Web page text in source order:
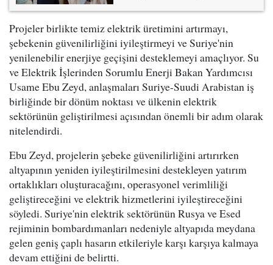
Projeler birlikte temiz elektrik üretimini artırmayı,
şebekenin güvenilirliğini iyileştirmeyi ve Suriye'nin
yenilenebilir enerjiye geçişini desteklemeyi amaçlıyor. Su
ve Elektrik İşlerinden Sorumlu Enerji Bakan Yardımcısı
Usame Ebu Zeyd, anlaşmaları Suriye-Suudi Arabistan iş
birliğinde bir dönüm noktası ve ülkenin elektrik
sektörünün geliştirilmesi açısından önemli bir adım olarak
nitelendirdi.
Ebu Zeyd, projelerin şebeke güvenilirliğini artırırken
altyapının yeniden iyileştirilmesini destekleyen yatırım
ortaklıkları oluşturacağını, operasyonel verimliliği
geliştireceğini ve elektrik hizmetlerini iyileştireceğini
söyledi. Suriye'nin elektrik sektörünün Rusya ve Esed
rejiminin bombardımanları nedeniyle altyapıda meydana
gelen geniş çaplı hasarın etkileriyle karşı karşıya kalmaya
devam ettiğini de belirtti.